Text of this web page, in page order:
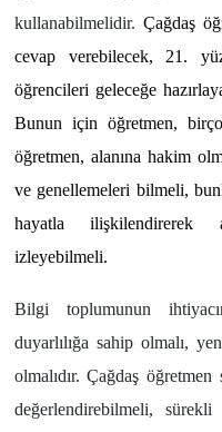
kullanabilmelidir. Çağdaş
cevap verebilecek, 21.
öğrencileri geleceğe
Bunun için öğretmen,
öğretmen, alanına hakim
ve genellemeleri bilmeli,
hayatla ilişkilendirerek
izleyebilmeli.
Bilgi toplumunun
duyarlılığa sahip olmalı,
olmalıdır. Çağdaş
değerlendirebilmeli, sürekli